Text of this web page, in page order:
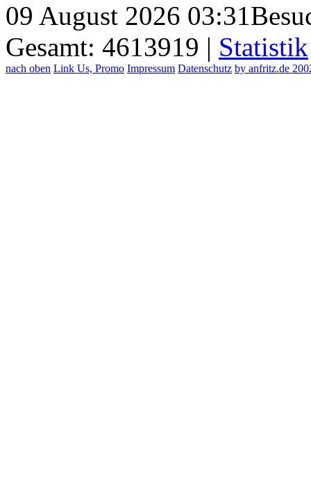
09 August 2026 03:31
Gesamt: 4613919 | Statistik
nach oben Link Us, Promo Impressum Datenschutz by anfritz.de